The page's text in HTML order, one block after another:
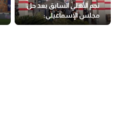
نجم الأهلي السابق بعد حل
مجلس الإسماعيلي:
والزمالك! (فيديو)